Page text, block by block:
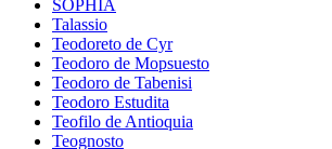
SOPHIA
Talassio
Teodoreto de Cyr
Teodoro de Mopsuesto
Teodoro de Tabenisi
Teodoro Estudita
Teofilo de Antioquia
Teognosto